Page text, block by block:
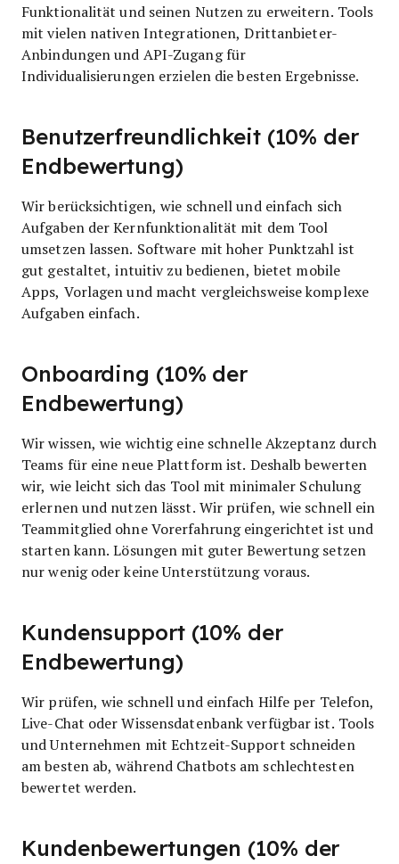
Funktionalität und seinen Nutzen zu erweitern. Tools
mit vielen nativen Integrationen, Drittanbieter-
Anbindungen und API-Zugang für
Individualisierungen erzielen die besten Ergebnisse.
Benutzerfreundlichkeit (10% der
Endbewertung)
Wir berücksichtigen, wie schnell und einfach sich
Aufgaben der Kernfunktionalität mit dem Tool
umsetzen lassen. Software mit hoher Punktzahl ist
gut gestaltet, intuitiv zu bedienen, bietet mobile
Apps, Vorlagen und macht vergleichsweise komplexe
Aufgaben einfach.
Onboarding (10% der
Endbewertung)
Wir wissen, wie wichtig eine schnelle Akzeptanz durch
Teams für eine neue Plattform ist. Deshalb bewerten
wir, wie leicht sich das Tool mit minimaler Schulung
erlernen und nutzen lässt. Wir prüfen, wie schnell ein
Teammitglied ohne Vorerfahrung eingerichtet ist und
starten kann. Lösungen mit guter Bewertung setzen
nur wenig oder keine Unterstützung voraus.
Kundensupport (10% der
Endbewertung)
Wir prüfen, wie schnell und einfach Hilfe per Telefon,
Live-Chat oder Wissensdatenbank verfügbar ist. Tools
und Unternehmen mit Echtzeit-Support schneiden
am besten ab, während Chatbots am schlechtesten
bewertet werden.
Kundenbewertungen (10% der